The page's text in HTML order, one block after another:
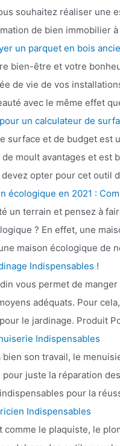
souhaitez réaliser une
de bien immobilier
un parquet en bois
bien-être et votre
de vie de vos
avec le même effet
un calculateur de
surface et de budget est
moult avantages et est
opter pour cet outil
écologique en 2021 :
un terrain et pensez à
? En effet, une
maison écologique de
Indispensables !
vous permet de
adéquats. Pour
le jardinage. Produit
Indispensables
bien son travail, le
juste la réparation
pour la
Indispensables
comme le plaquiste, le